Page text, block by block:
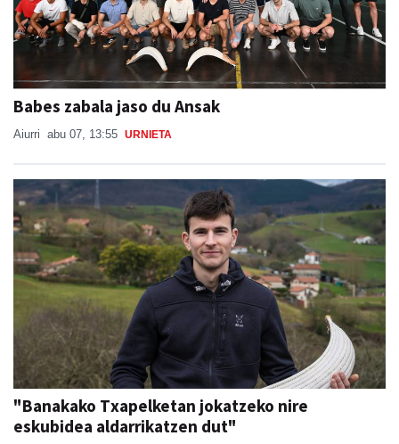
Babes zabala jaso du Ansak
Aiurri abu 07, 13:55 URNIETA
"Banakako Txapelketan jokatzeko nire
eskubidea aldarrikatzen dut"